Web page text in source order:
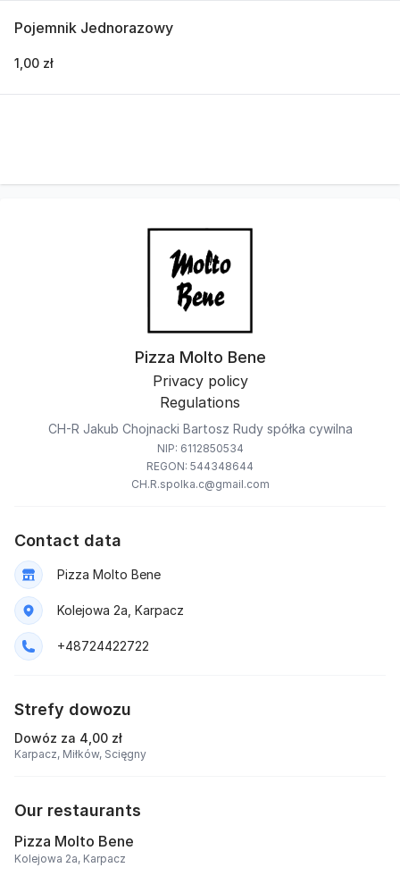
Pojemnik Jednorazowy
1,00 zł
Pizza Molto Bene
Privacy policy
Regulations
CH-R Jakub Chojnacki Bartosz Rudy spółka cywilna
NIP: 6112850534
REGON: 544348644
CH.R.spolka.c@gmail.com
Contact data
Pizza Molto Bene
Kolejowa 2a, Karpacz
+48724422722
Strefy dowozu
Dowóz za 4,00 zł
Karpacz, Miłków, Scięgny
Our restaurants
Pizza Molto Bene
Kolejowa 2a, Karpacz